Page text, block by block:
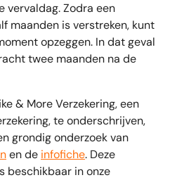
vervaldag. Zodra een
maanden is verstreken, kunt
opzeggen. In dat geval
twee maanden na de
& More Verzekering, een
te onderschrijven,
grondig onderzoek van
en de infofiche. Deze
beschikbaar in onze